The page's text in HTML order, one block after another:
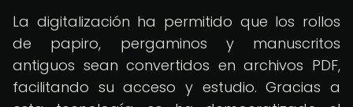
La digitalización ha permitido que los rollos
de papiro, pergaminos y manuscritos
antiguos sean convertidos en archivos PDF,
facilitando su acceso y estudio. Gracias a